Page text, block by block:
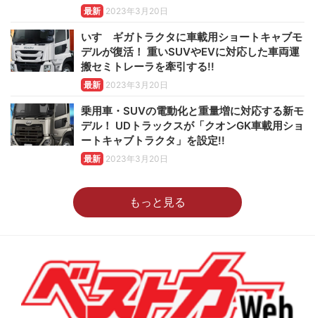
最新 2023年3月20日
いすゞギガトラクタに車載用ショートキャブモ
デルが復活！ 重いSUVやEVに対応した車両運
搬セミトレーラを牽引する!!
最新 2023年3月20日
乗用車・SUVの電動化と重量増に対応する新モ
デル！ UDトラックスが「クオンGK車載用ショ
ートキャブトラクタ」を設定!!
最新 2023年3月20日
もっと見る